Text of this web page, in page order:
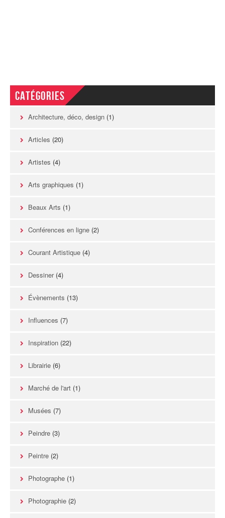
Catégories
Architecture, déco, design (1)
Articles (20)
Artistes (4)
Arts graphiques (1)
Beaux Arts (1)
Conférences en ligne (2)
Courant Artistique (4)
Dessiner(4)
Évènements (13)
Influences (7)
Inspiration (22)
Librairie (6)
Marché de l'art (1)
Musées (7)
Peindre (3)
Peintre (2)
Photographe (1)
Photographie (2)